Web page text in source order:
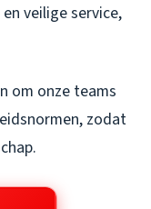
veilige service,
om onze teams
zodat